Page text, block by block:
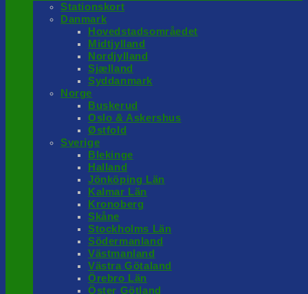
Stationskort
Danmark
Hovedstadsområedet
Midtjylland
Nordjylland
Sjælland
Syddanmark
Norge
Buskerud
Oslo & Askershus
Østfold
Sverige
Blekinge
Halland
Jönköping Län
Kalmar Län
Kronoberg
Skåne
Stockholms Län
Södermanland
Västmanland
Västra Götaland
Örebro Län
Öster Götland